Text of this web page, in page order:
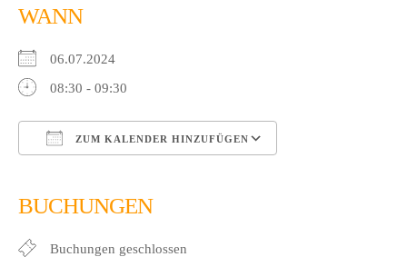
WANN
06.07.2024
08:30 - 09:30
ZUM KALENDER HINZUFÜGEN
BUCHUNGEN
Buchungen geschlossen